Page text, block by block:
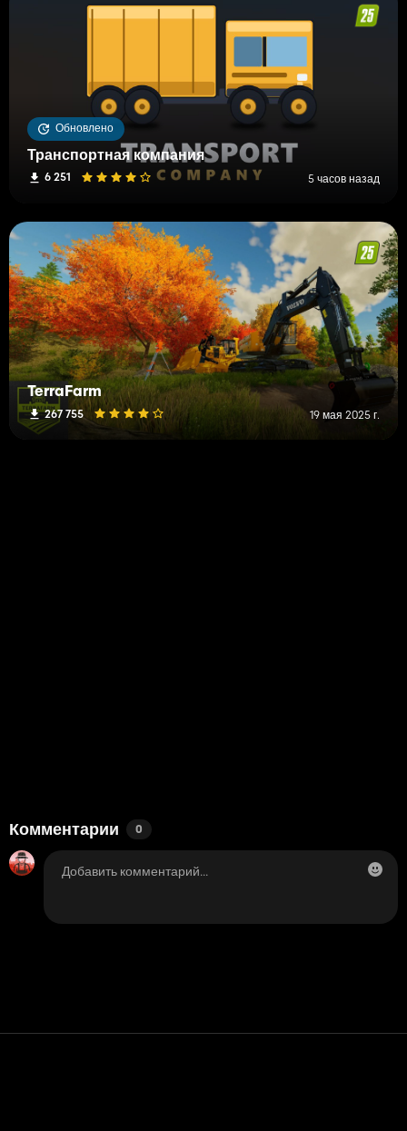
Обновлено
Транспортная компания
6 251 5 часов назад
TerraFarm
267 755 19 мая 2025 г.
Комментарии 0